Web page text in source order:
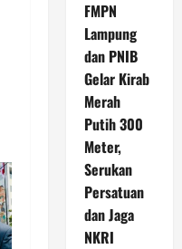
FMPN
Lampung
dan PNIB
Gelar Kirab
Merah
Putih 300
Meter,
Serukan
Persatuan
dan Jaga
NKRI